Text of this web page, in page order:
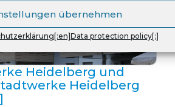
übernehmen
protection policy[:]
Heidelberg und
Heidelberg